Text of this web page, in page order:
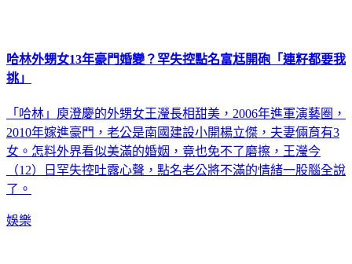
哈林外甥女13年豪門婚變？罕失控點名富尪開砲「連籽都要我
挑」
「哈林」庾澄慶的外甥女王瀅長相甜美，2006年進軍演藝圈，
2010年嫁進豪門，老公是南國建設小開楊立傑，夫妻倆育有3
女。怎料外界看似美滿的婚姻，竟也免不了磨擦，王瀅今
（12）日罕失控吐露心聲，點名老公將不滿的情緒一股腦全說
了。
娛樂